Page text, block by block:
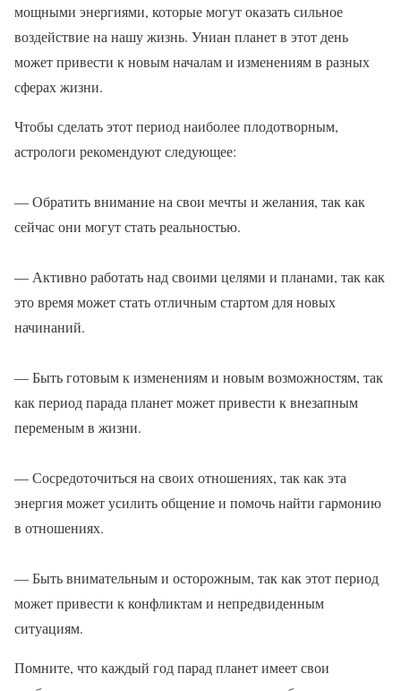
мощными энергиями, которые могут оказать сильное
воздействие на нашу жизнь. Униан планет в этот день
может привести к новым началам и изменениям в разных
сферах жизни.
Чтобы сделать этот период наиболее плодотворным,
астрологи рекомендуют следующее:
— Обратить внимание на свои мечты и желания, так как
сейчас они могут стать реальностью.
— Активно работать над своими целями и планами, так как
это время может стать отличным стартом для новых
начинаний.
— Быть готовым к изменениям и новым возможностям, так
как период парада планет может привести к внезапным
переменым в жизни.
— Сосредоточиться на своих отношениях, так как эта
энергия может усилить общение и помочь найти гармонию
в отношениях.
— Быть внимательным и осторожным, так как этот период
может привести к конфликтам и непредвиденным
ситуациям.
Помните, что каждый год парад планет имеет свои